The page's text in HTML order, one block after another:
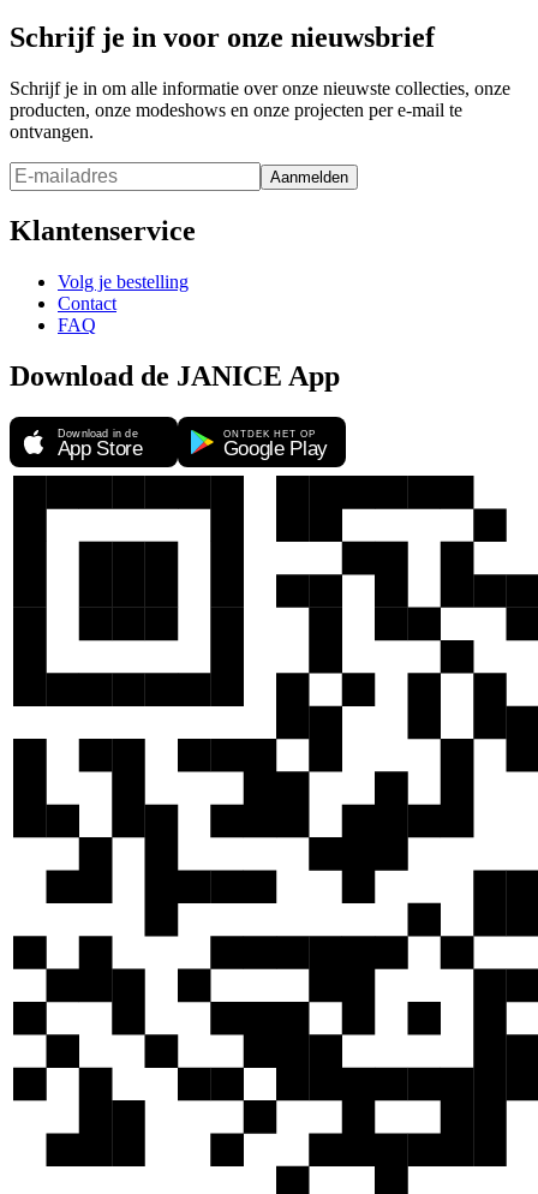
Schrijf je in voor onze nieuwsbrief
Schrijf je in om alle informatie over onze nieuwste collecties, onze
producten, onze modeshows en onze projecten per e-mail te
ontvangen.
Aanmelden
Klantenservice
Volg je bestelling
Contact
FAQ
Download de JANICE App